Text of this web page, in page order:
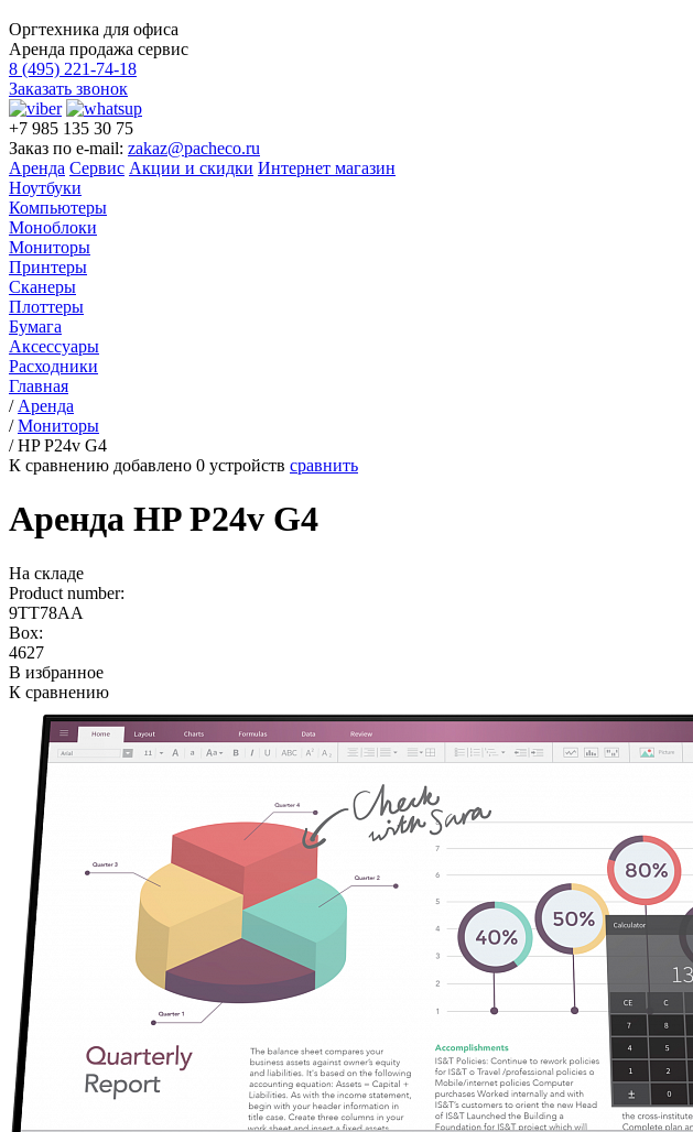
Оргтехника для офиса
Аренда продажа сервис
8 (495) 221-74-18
Заказать звонок
+7 985 135 30 75
Заказ по e-mail: zakaz@pacheco.ru
Аренда Сервис Акции и скидки Интернет магазин
Ноутбуки
Компьютеры
Моноблоки
Мониторы
Принтеры
Сканеры
Плоттеры
Бумага
Аксессуары
Расходники
Главная
/ Аренда
/Мониторы
/HP P24v G4
К сравнению добавлено 0 устройств сравнить
Аренда HP P24v G4
На складе
Product number:
9TT78AA
Box:
4627
В избранное
К сравнению